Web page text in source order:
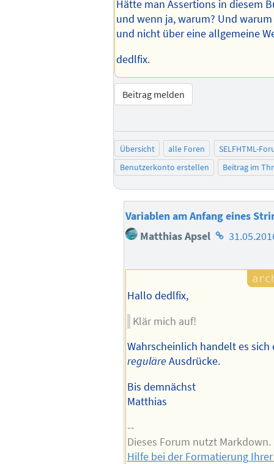
Hätte man Assertions in diesem
und wenn ja, warum? Und
und nicht über eine allgemeine
dedlfix.
Beitrag melden
Übersicht alle Foren
SELFHTML-
Benutzerkonto erstellen
Beitrag im
Variablen am Anfang eines
Matthias Apsel Homepage
Autors
Hallo dedlfix,
Klär mich auf!
Wahrscheinlich handelt es
reguläre Ausdrücke.
Bis demnächst
Matthias
--
Dieses Forum nutzt
Hilfe bei der Formatierung